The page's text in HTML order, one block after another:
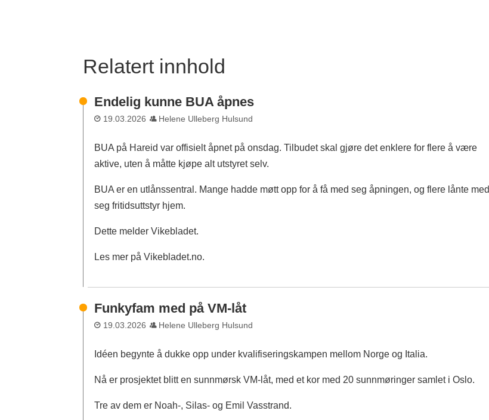
Relatert innhold
Endelig kunne BUA åpnes
19.03.2026 Helene Ulleberg Hulsund
BUA på Hareid var offisielt åpnet på onsdag. Tilbudet skal gjøre det enklere for flere å være
aktive, uten å måtte kjøpe alt utstyret selv.
BUA er en utlånssentral. Mange hadde møtt opp for å få med seg åpningen, og flere lånte med
seg fritidsuttstyr hjem.
Dette melder Vikebladet.
Les mer på Vikebladet.no.
Funkyfam med på VM-låt
19.03.2026 Helene Ulleberg Hulsund
Idéen begynte å dukke opp under kvalifiseringskampen mellom Norge og Italia.
Nå er prosjektet blitt en sunnmørsk VM-låt, med et kor med 20 sunnmøringer samlet i Oslo.
Tre av dem er Noah-, Silas- og Emil Vasstrand.